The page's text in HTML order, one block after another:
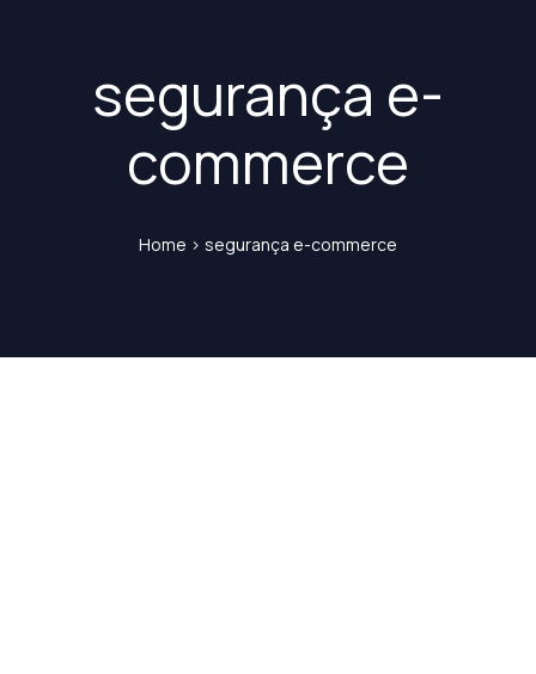
segurança e-
commerce
Home > segurança e-commerce